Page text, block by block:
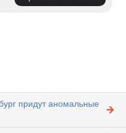
придут аномальные